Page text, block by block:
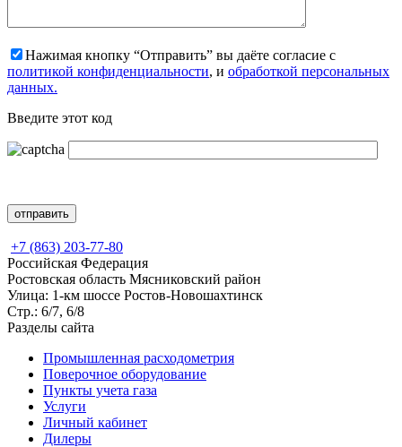
Нажимая кнопку “Отправить” вы даёте согласие с
политикой конфиденциальности, и обработкой персональных
данных.
Введите этот код
+7 (863) 203-77-80
Российская Федерация
Ростовская область Мясниковский район
Улица: 1-км шоссе Ростов-Новошахтинск
Стр.: 6/7, 6/8
Разделы сайта
Промышленная расходометрия
Поверочное оборудование
Пункты учета газа
Услуги
Личный кабинет
Дилеры